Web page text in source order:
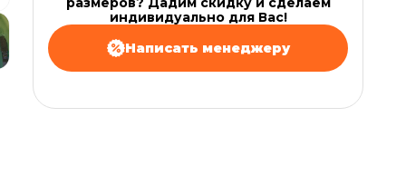
индивидуально для Вас!
Написать менеджеру